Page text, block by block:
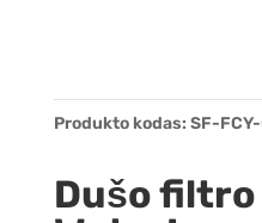
Produkto kodas: SF-
Dušo filtro